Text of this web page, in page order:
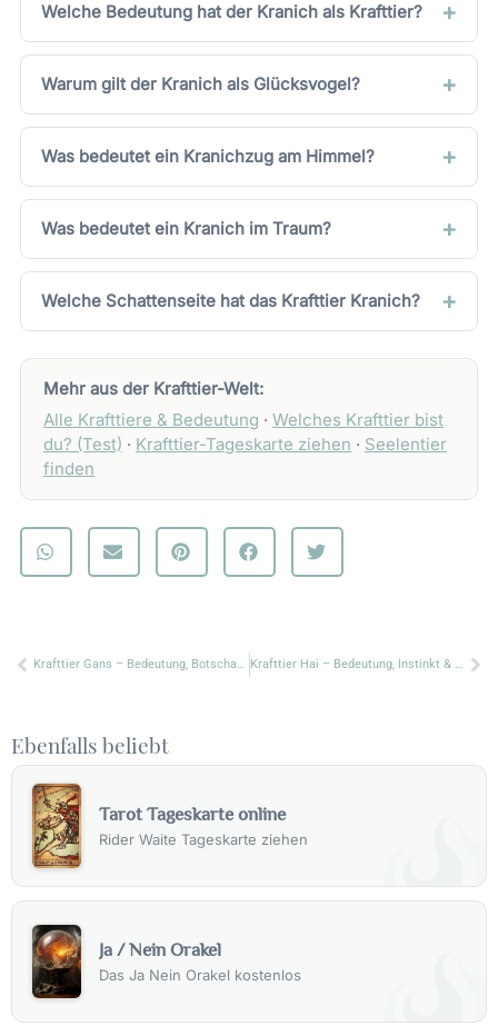
Welche Bedeutung hat der Kranich als Krafttier?
Warum gilt der Kranich als Glücksvogel?
Was bedeutet ein Kranichzug am Himmel?
Was bedeutet ein Kranich im Traum?
Welche Schattenseite hat das Krafttier Kranich?
Mehr aus der Krafttier-Welt:
Alle Krafttiere & Bedeutung · Welches Krafttier bist
du? (Test) · Krafttier-Tageskarte ziehen · Seelentier
finden
Zurück Krafttier Gans – Bedeutung, Botschaft & Symbolik Krafttier Hai – Bedeutung, Instinkt & Bewegung
Ebenfalls beliebt
Tarot Tageskarte online
Rider Waite Tageskarte ziehen
Ja / Nein Orakel
Das Ja Nein Orakel kostenlos